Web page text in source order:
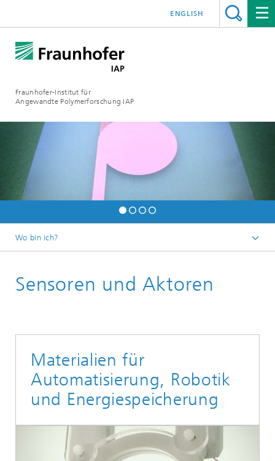
Fraunhofer-Institut für
Angewandte Polymerforschung IAP
ENGLISH
Wo bin ich?
Sensoren und Aktoren
Materialien für
Automatisierung, Robotik
und Energiespeicherung